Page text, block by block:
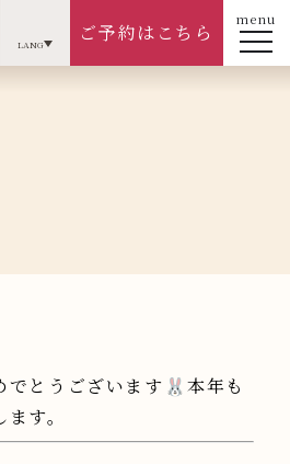
menu
ご予約はこちら
LANG
でとうございます🐰本年も
す。